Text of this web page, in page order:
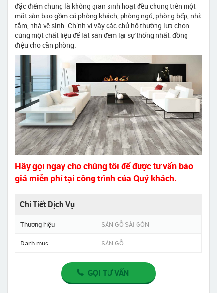
đặc điểm chung là không gian sinh hoạt đều chung trên một
mặt sàn bao gồm cả phòng khách, phòng ngủ, phòng bếp, nhà
tắm, nhà vệ sinh. Chính vì vậy các chủ hộ thường lựa chọn
cùng một chất liệu để lát sàn đem lại sự thống nhất, đồng
điệu cho căn phòng.
Hãy gọi ngay cho chúng tôi để được tư vấn báo
giá miễn phí tại công trình của Quý khách.
Chi Tiết Dịch Vụ
Thương hiệu SÀN GỖ SÀI GÒN
Danh mục SÀN GỖ
GỌI TƯ VẤN